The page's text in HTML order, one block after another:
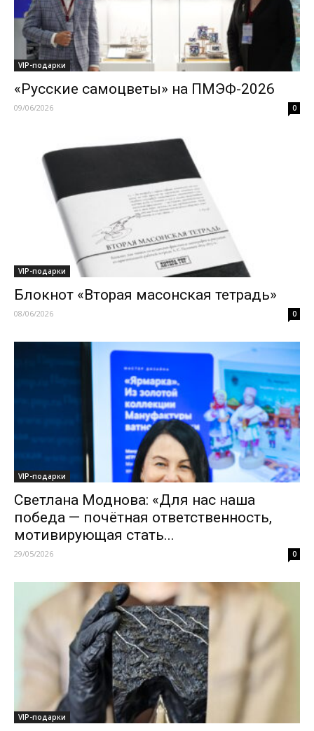
VIP-подарки
«Русские самоцветы» на ПМЭФ-2026
09/06/2026 0
VIP-подарки
Блокнот «Вторая масонская тетрадь»
08/06/2026 0
VIP-подарки
Светлана Моднова: «Для нас наша
победа — почётная ответственность,
мотивирующая стать...
29/05/2026 0
VIP-подарки